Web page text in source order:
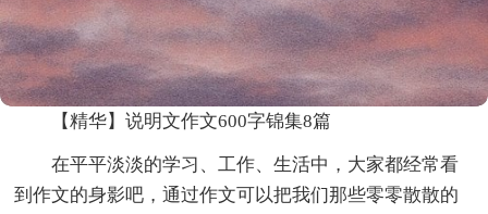
【精华】说明文作文600字锦集8篇
在平平淡淡的学习、工作、生活中，大家都经常看
到作文的身影吧，通过作文可以把我们那些零零散散的